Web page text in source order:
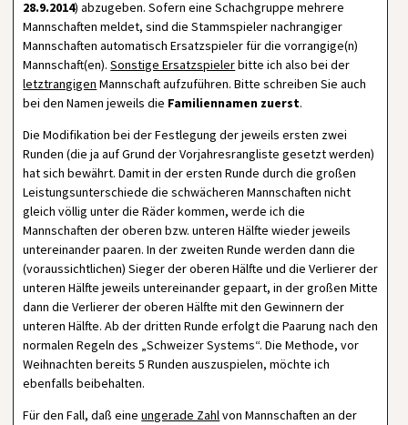
28.9.2014) abzugeben. Sofern eine Schachgruppe mehrere
Mannschaften meldet, sind die Stammspieler nachrangiger
Mannschaften automatisch Ersatzspieler für die vorrangige(n)
Mannschaft(en).Sonstige Ersatzspielerbitte ich also bei der
letztrangigen Mannschaft aufzuführen. Bitte schreiben Sie auch
bei den Namen jeweils die Familiennamen zuerst.
Die Modifikation bei der Festlegung der jeweils ersten zwei
Runden (die ja auf Grund der Vorjahresrangliste gesetzt werden)
hat sich bewährt. Damit in der ersten Runde durch die großen
Leistungsunterschiede die schwächeren Mannschaften nicht
gleich völlig unter die Räder kommen, werde ich die
Mannschaften der oberen bzw. unteren Hälfte wieder jeweils
untereinander paaren. In der zweiten Runde werden dann die
(voraussichtlichen) Sieger der oberen Hälfte und die Verlierer der
unteren Hälfte jeweils untereinander gepaart, in der großen Mitte
dann die Verlierer der oberen Hälfte mit den Gewinnern der
unteren Hälfte. Ab der dritten Runde erfolgt die Paarung nach den
normalen Regeln des „Schweizer Systems“. Die Methode, vor
Weihnachten bereits 5 Runden auszuspielen, möchte ich
ebenfalls beibehalten.
Für den Fall, daß eineungerade Zahlvon Mannschaften an der